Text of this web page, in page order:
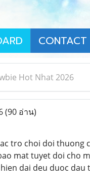
CONTACT
Hot Nhat 2026
(90 อ่าน)
tro choi doi thuong
mat tuyet doi cho
dai deu duoc dau